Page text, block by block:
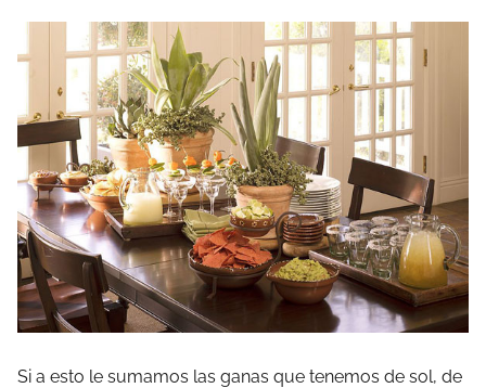
Si a esto le sumamos las ganas que tenemos de sol, de